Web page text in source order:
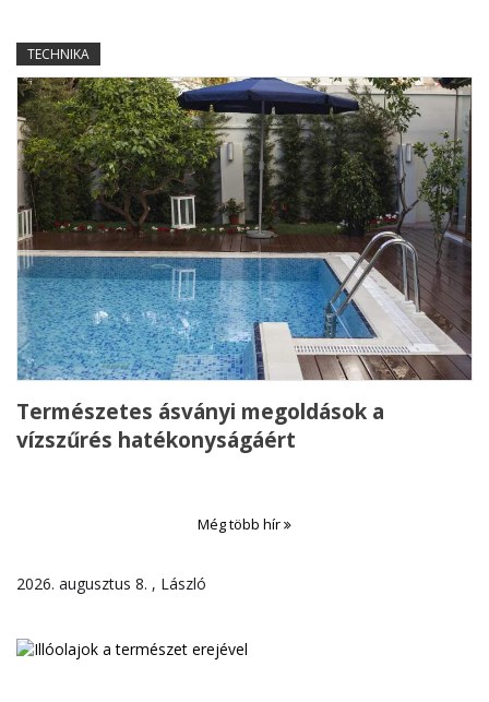
TECHNIKA
Természetes ásványi megoldások a
vízszűrés hatékonyságáért
Még több hír
2026. augusztus 8. , László